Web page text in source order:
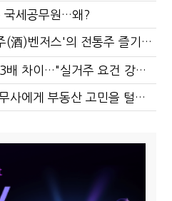
국세공무원…왜?
막걸리를 하이볼처럼?…'주(酒)벤저스'의 전통주 즐기는 법
1주택자도 양도세 최대 6.3배 차이…"실거주 요건 강화하자"
"어떤 건물을 팔까요"…세무사에게 부동산 고민을 털어놓는 이유